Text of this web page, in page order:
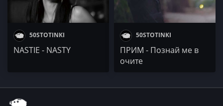
50STOTINKI
NASTIE - NASTY
50STOTINKI
ПРИМ - Познай ме в
очите